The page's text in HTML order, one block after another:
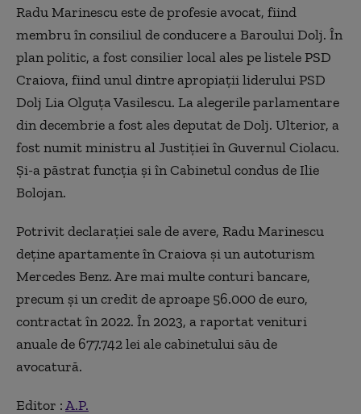
Radu Marinescu este de profesie avocat, fiind
membru în consiliul de conducere a Baroului Dolj. În
plan politic, a fost consilier local ales pe listele PSD
Craiova, fiind unul dintre apropiaţii liderului PSD
Dolj Lia Olguţa Vasilescu. La alegerile parlamentare
din decembrie a fost ales deputat de Dolj. Ulterior, a
fost numit ministru al Justiţiei în Guvernul Ciolacu.
Şi-a păstrat funcţia şi în Cabinetul condus de Ilie
Bolojan.
Potrivit declaraţiei sale de avere, Radu Marinescu
deţine apartamente în Craiova şi un autoturism
Mercedes Benz. Are mai multe conturi bancare,
precum şi un credit de aproape 56.000 de euro,
contractat în 2022. În 2023, a raportat venituri
anuale de 677.742 lei ale cabinetului său de
avocatură.
Editor :A.P.